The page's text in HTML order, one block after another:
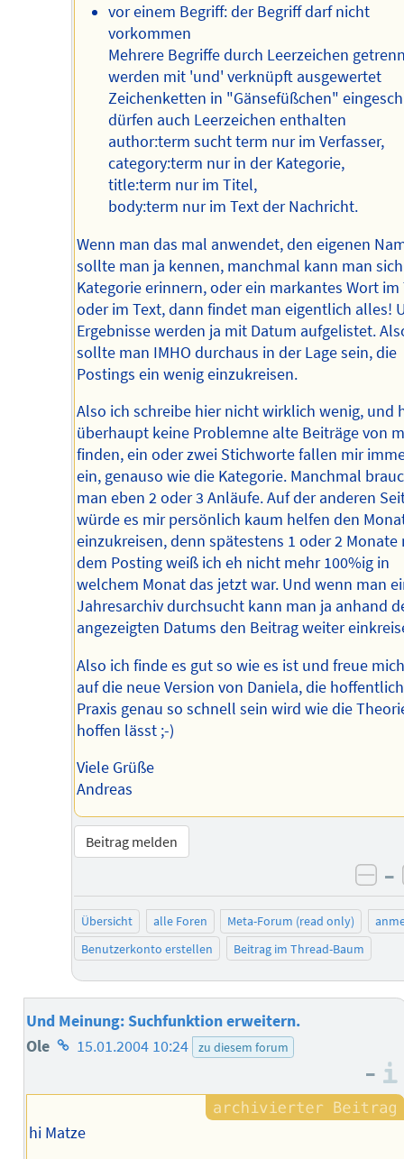
vor einem Begriff: der Begriff darf nicht
vorkommen
Mehrere Begriffe durch Leerzeichen
werden mit 'und' verknüpft ausgewertet
Zeichenketten in "Gänsefüßchen"
dürfen auch Leerzeichen enthalten
author:term sucht term nur im Verfasser,
category:term nur in der Kategorie,
title:term nur im Titel,
body:term nur im Text der Nachricht.
Wenn man das mal anwendet, den eigenen
sollte man ja kennen, manchmal kann man
Kategorie erinnern, oder ein markantes Wort
oder im Text, dann findet man eigentlich alles!
Ergebnisse werden ja mit Datum aufgelistet.
sollte man IMHO durchaus in der Lage sein, die
Postings ein wenig einzukreisen.
Also ich schreibe hier nicht wirklich wenig, und
überhaupt keine Problemne alte Beiträge von
finden, ein oder zwei Stichworte fallen mir
ein, genauso wie die Kategorie. Manchmal
man eben 2 oder 3 Anläufe. Auf der anderen
würde es mir persönlich kaum helfen den
einzukreisen, denn spätestens 1 oder 2 Monate
dem Posting weiß ich eh nicht mehr 100%ig in
welchem Monat das jetzt war. Und wenn man
Jahresarchiv durchsucht kann man ja anhand
angezeigten Datums den Beitrag weiter
Also ich finde es gut so wie es ist und freue
auf die neue Version von Daniela, die
Praxis genau so schnell sein wird wie die
hoffen lässt ;-)
Viele Grüße
Andreas
Beitrag melden
–
Übersicht alle Foren Meta-Forum (read only)
Benutzerkonto erstellen
Beitrag im Thread-Baum
Und Meinung: Suchfunktion erweitern.
Ole Homepage
Autors
15.01.2004 10:24 zu diesem forum
–
hi Matze